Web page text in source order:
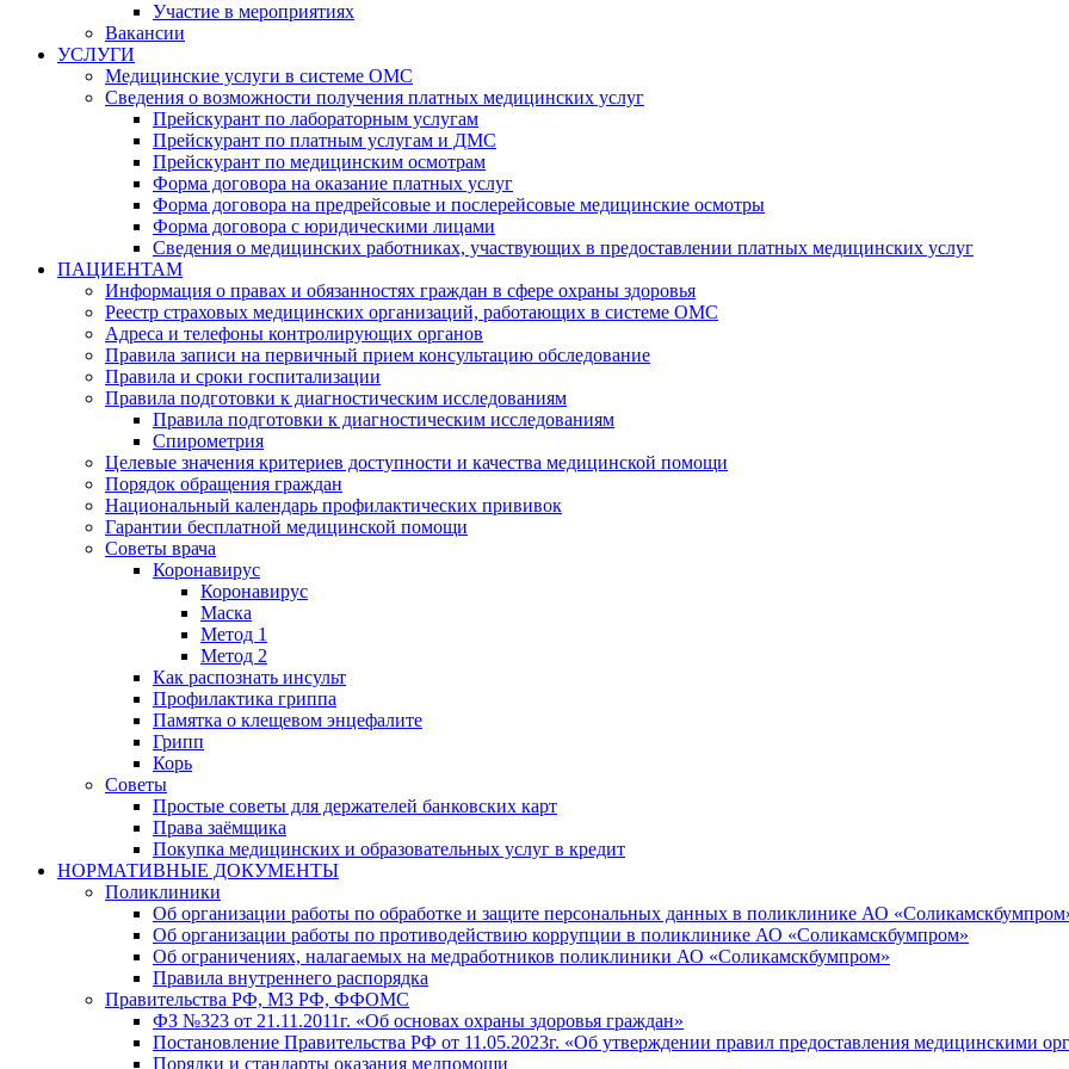
Участие в мероприятиях
Вакансии
УСЛУГИ
Медицинские услуги в системе ОМС
Сведения о возможности получения платных медицинских услуг
Прейскурант по лабораторным услугам
Прейскурант по платным услугам и ДМС
Прейскурант по медицинским осмотрам
Форма договора на оказание платных услуг
Форма договора на предрейсовые и послерейсовые медицинские осмотры
Форма договора с юридическими лицами
Сведения о медицинских работниках, участвующих в предоставлении платных медицинских услуг
ПАЦИЕНТАМ
Информация о правах и обязанностях граждан в сфере охраны здоровья
Реестр страховых медицинских организаций, работающих в системе ОМС
Адреса и телефоны контролирующих органов
Правила записи на первичный прием консультацию обследование
Правила и сроки госпитализации
Правила подготовки к диагностическим исследованиям
Правила подготовки к диагностическим исследованиям
Спирометрия
Целевые значения критериев доступности и качества медицинской помощи
Порядок обращения граждан
Национальный календарь профилактических прививок
Гарантии бесплатной медицинской помощи
Советы врача
Коронавирус
Коронавирус
Маска
Метод 1
Метод 2
Как распознать инсульт
Профилактика гриппа
Памятка о клещевом энцефалите
Грипп
Корь
Советы
Простые советы для держателей банковских карт
Права заёмщика
Покупка медицинских и образовательных услуг в кредит
НОРМАТИВНЫЕ ДОКУМЕНТЫ
Поликлиники
Об организации работы по обработке и защите персональных данных в поликлинике АО
Об организации работы по противодействию коррупции в поликлинике АО «Соликамскбумпром»
Об ограничениях, налагаемых на медработников поликлиники АО «Соликамскбумпром»
Правила внутреннего распорядка
Правительства РФ, МЗ РФ, ФФОМС
ФЗ №323 от 21.11.2011г. «Об основах охраны здоровья граждан»
Постановление Правительства РФ от 11.05.2023г. «Об утверждении правил предоставления медицинскими
Порядки и стандарты оказания медпомощи